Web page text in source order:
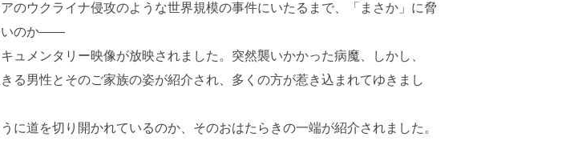
ウクライナ侵攻のような世界規模の事件にいたるまで、「まさか」に脅
いのか――
メンタリー映像が放映されました。突然襲いかかった病魔、しかし、
る男性とそのご家族の姿が紹介され、多くの方が惹き込まれてゆきまし
道を切り開かれているのか、そのおはたらきの一端が紹介されました。